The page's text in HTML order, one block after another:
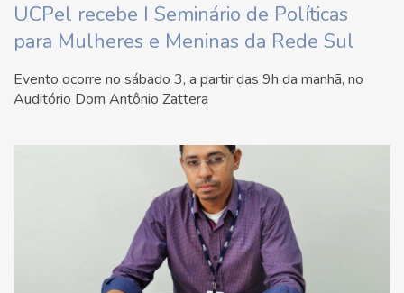
UCPel recebe I Seminário de Políticas
para Mulheres e Meninas da Rede Sul
Evento ocorre no sábado 3, a partir das 9h da manhã, no
Auditório Dom Antônio Zattera